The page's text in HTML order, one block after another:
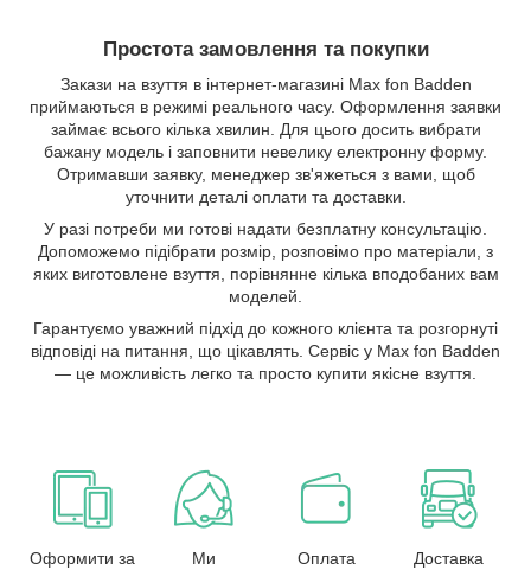
Простота замовлення та покупки
Закази на взуття в інтернет-магазині Max fon Badden
приймаються в режимі реального часу. Оформлення заявки
займає всього кілька хвилин. Для цього досить вибрати
бажану модель і заповнити невелику електронну форму.
Отримавши заявку, менеджер зв'яжеться з вами, щоб
уточнити деталі оплати та доставки.
У разі потреби ми готові надати безплатну консультацію.
Допоможемо підібрати розмір, розповімо про матеріали, з
яких виготовлене взуття, порівнянне кілька вподобаних вам
моделей.
Гарантуємо уважний підхід до кожного клієнта та розгорнуті
відповіді на питання, що цікавлять. Сервіс у Max fon Badden
— це можливість легко та просто купити якісне взуття.
Оформити за
Ми
Оплата
Доставка